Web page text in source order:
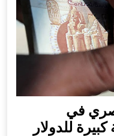
في
للدولار